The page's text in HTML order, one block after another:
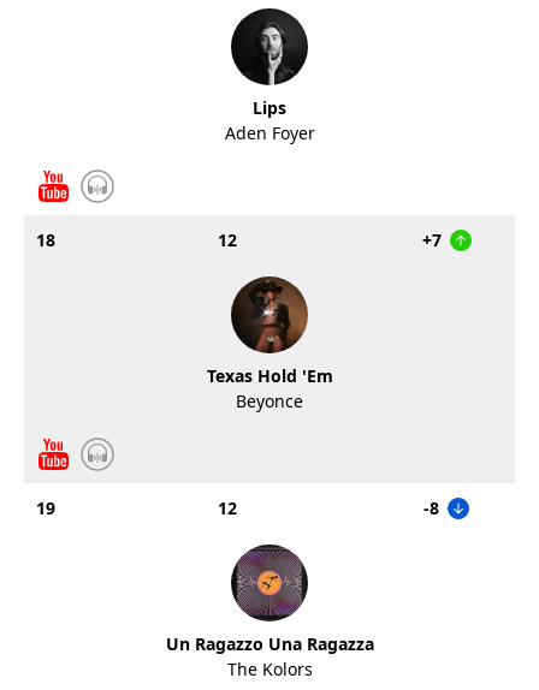
Lips
Aden Foyer
18 12 +7
Texas Hold 'Em
Beyonce
19 12 -8
Un Ragazzo Una Ragazza
The Kolors